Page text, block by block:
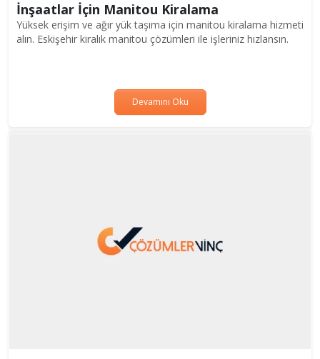
İnşaatlar İçin Manitou Kiralama
Yüksek erişim ve ağır yük taşıma için manitou kiralama hizmeti
alın. Eskişehir kiralık manitou çözümleri ile işleriniz hızlansın.
Devamını Oku